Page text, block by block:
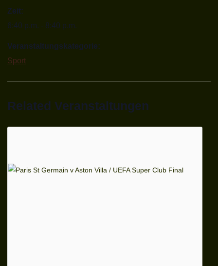
Zeit:
6:40 p.m. - 8:40 p.m.
Veranstaltungskategorie:
Sport
Related Veranstaltungen